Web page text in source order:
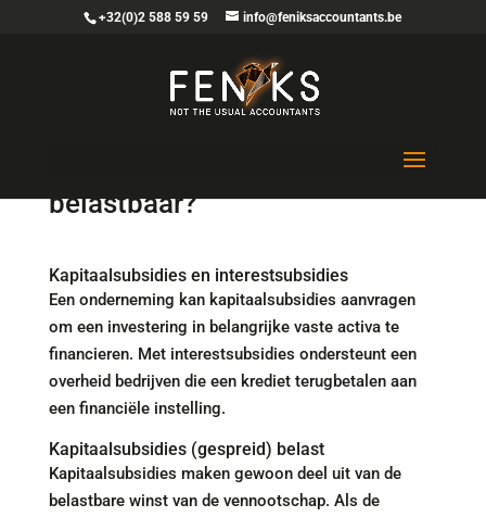
+32(0)2 588 59 59 info@feniksaccountants.be
belastbaar?
Kapitaalsubsidies en interestsubsidies
Een onderneming kan kapitaalsubsidies aanvragen
om een investering in belangrijke vaste activa te
financieren. Met interestsubsidies ondersteunt een
overheid bedrijven die een krediet terugbetalen aan
een financiële instelling.
Kapitaalsubsidies (gespreid) belast
Kapitaalsubsidies maken gewoon deel uit van de
belastbare winst van de vennootschap. Als de